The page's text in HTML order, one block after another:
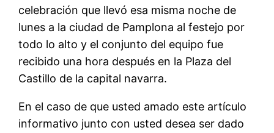
celebración que llevó esa misma noche de
lunes a la ciudad de Pamplona al festejo por
todo lo alto y el conjunto del equipo fue
recibido una hora después en la Plaza del
Castillo de la capital navarra.
En el caso de que usted amado este artículo
informativo junto con usted desea ser dado